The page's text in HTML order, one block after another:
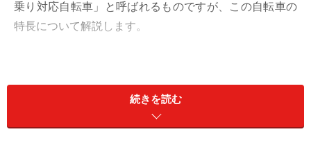
乗り対応自転車」と呼ばれるものですが、この自転車の
特長について解説します。
2009年から始まった新しい安全基準
続きを読む